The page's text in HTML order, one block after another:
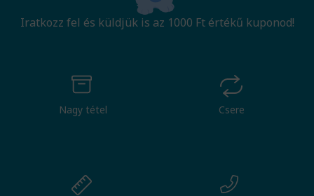
Iratkozz fel és küldjük is az 1000 Ft értékű kuponod!
Nagy tétel Csere